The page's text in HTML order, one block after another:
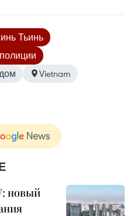
Тьинь
Vietnam
новый